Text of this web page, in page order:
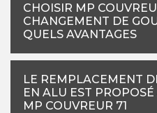
CHOISIR MP
CHANGEMENT DE
QUELS AVANTAGES
LE REMPLACEMENT
EN ALU EST
MP COUVREUR 71